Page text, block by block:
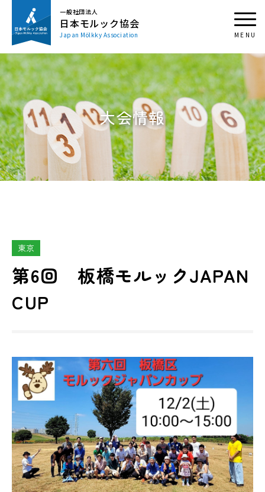
一般社団法人
日本モルック協会
Japan Mölkky Association
大会情報
東京
第6回 板橋モルックJAPAN
CUP